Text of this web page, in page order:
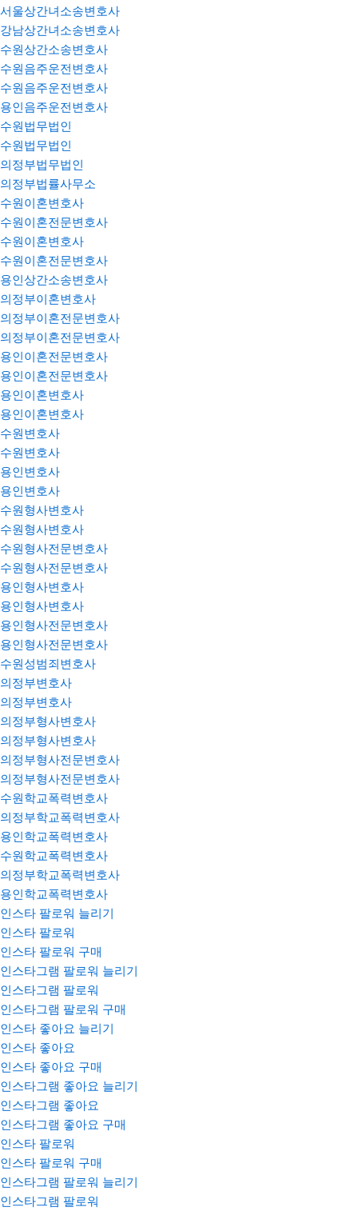
서울상간녀소송변호사
강남상간녀소송변호사
수원상간소송변호사
수원음주운전변호사
수원음주운전변호사
용인음주운전변호사
수원법무법인
수원법무법인
의정부법무법인
의정부법률사무소
수원이혼변호사
수원이혼전문변호사
수원이혼변호사
수원이혼전문변호사
용인상간소송변호사
의정부이혼변호사
의정부이혼전문변호사
의정부이혼전문변호사
용인이혼전문변호사
용인이혼전문변호사
용인이혼변호사
용인이혼변호사
수원변호사
수원변호사
용인변호사
용인변호사
수원형사변호사
수원형사변호사
수원형사전문변호사
수원형사전문변호사
용인형사변호사
용인형사변호사
용인형사전문변호사
용인형사전문변호사
수원성범죄변호사
의정부변호사
의정부변호사
의정부형사변호사
의정부형사변호사
의정부형사전문변호사
의정부형사전문변호사
수원학교폭력변호사
의정부학교폭력변호사
용인학교폭력변호사
수원학교폭력변호사
의정부학교폭력변호사
용인학교폭력변호사
인스타 팔로워 늘리기
인스타 팔로워
인스타 팔로워 구매
인스타그램 팔로워 늘리기
인스타그램 팔로워
인스타그램 팔로워 구매
인스타 좋아요 늘리기
인스타 좋아요
인스타 좋아요 구매
인스타그램 좋아요 늘리기
인스타그램 좋아요
인스타그램 좋아요 구매
인스타 팔로워
인스타 팔로워 구매
인스타그램 팔로워 늘리기
인스타그램 팔로워